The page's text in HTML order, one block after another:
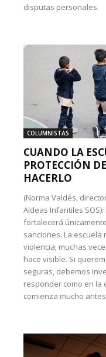
disputas personales.
COLUMNISTAS
CUANDO LA
PROTECCIÓN
HACERLO
(Norma Valdés,
Aldeas Infantiles
fortalecerá
sanciones. La escuela
violencia; muchas
hace visible. Si
seguras, debemos
responder como en la
comienza mucho